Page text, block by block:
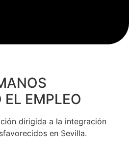
EMPLEO
dirigida a la integración
en Sevilla.